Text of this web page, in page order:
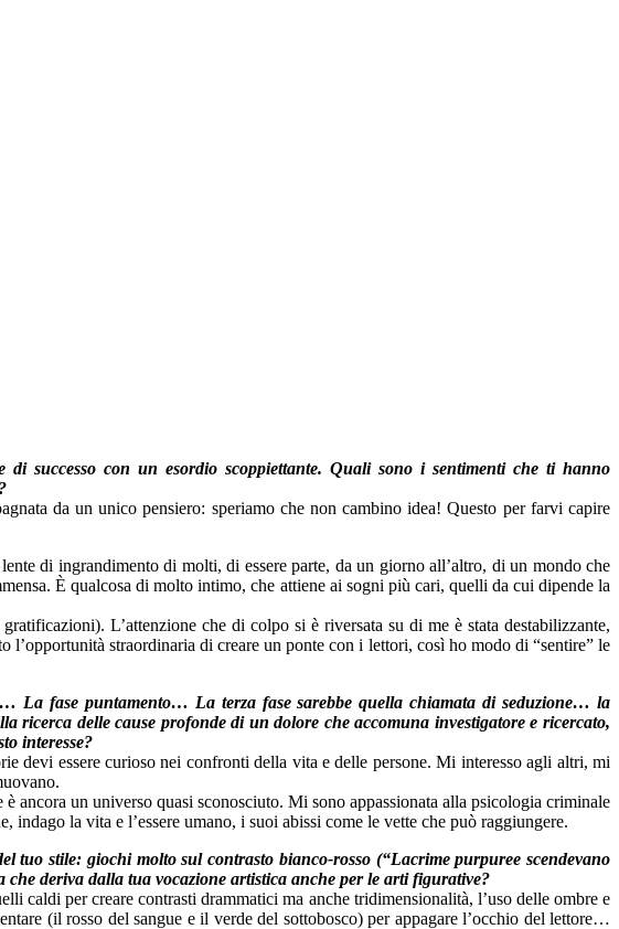
successo con un esordio scoppiettante. Quali sono i sentimenti che ti hanno
da un unico pensiero: speriamo che non cambino idea! Questo per farvi capire
di ingrandimento di molti, di essere parte, da un giorno all’altro, di un mondo che
È qualcosa di molto intimo, che attiene ai sogni più cari, quelli da cui dipende la
L’attenzione che di colpo si è riversata su di me è stata destabilizzante,
l’opportunità straordinaria di creare un ponte con i lettori, così ho modo di “sentire” le
La fase puntamento… La terza fase sarebbe quella chiamata di seduzione… la
ricerca delle cause profonde di un dolore che accomuna investigatore e ricercato,
interesse?
devi essere curioso nei confronti della vita e delle persone. Mi interesso agli altri, mi
ancora un universo quasi sconosciuto. Mi sono appassionata alla psicologia criminale
la vita e l’essere umano, i suoi abissi come le vette che può raggiungere.
stile: giochi molto sul contrasto bianco-rosso (“Lacrime purpuree scendevano
deriva dalla tua vocazione artistica anche per le arti figurative?
caldi per creare contrasti drammatici ma anche tridimensionalità, l’uso delle ombre e
(il rosso del sangue e il verde del sottobosco) per appagare l’occhio del lettore…